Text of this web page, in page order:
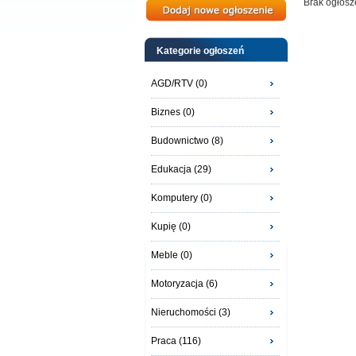
Kategorie ogłoszeń
AGD/RTV (0)
Biznes (0)
Budownictwo (8)
Edukacja (29)
Komputery (0)
Kupię (0)
Meble (0)
Motoryzacja (6)
Nieruchomości (3)
Praca (116)
Brak